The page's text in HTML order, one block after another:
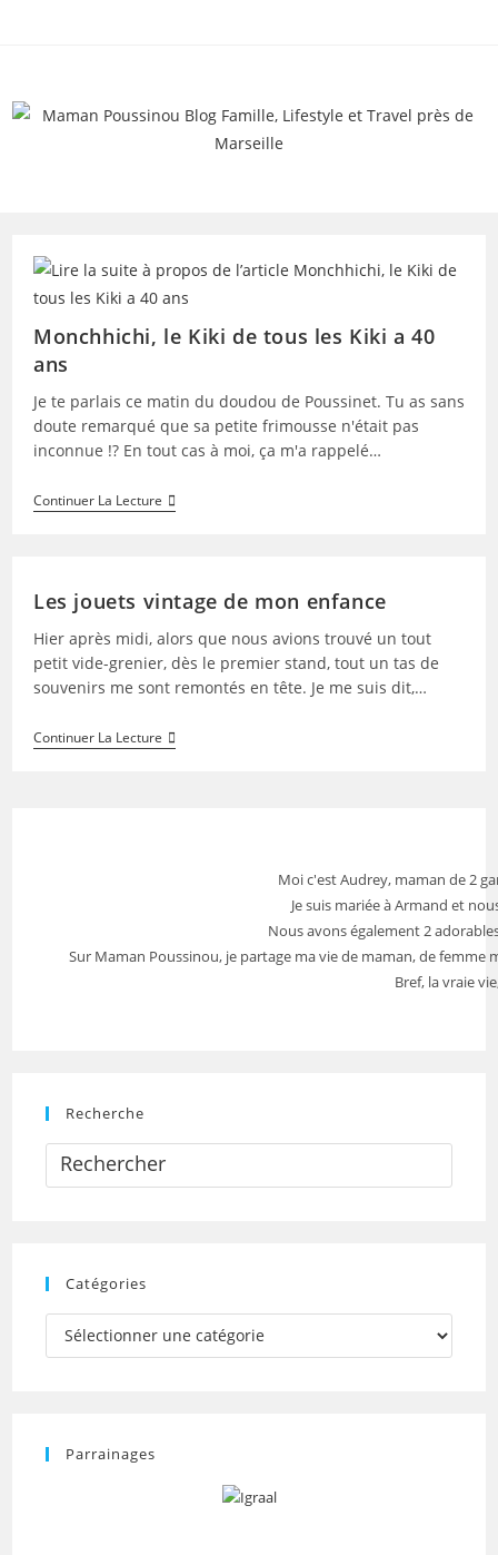
Monchhichi, le Kiki de tous les Kiki a 40
ans
Je te parlais ce matin du doudou de Poussinet. Tu as sans
doute remarqué que sa petite frimousse n'était pas
inconnue !? En tout cas à moi, ça m'a rappelé…
Continuer La LectureMonchhichi,
Le
Kiki
40
Ans
Les jouets vintage de mon enfance
Hier après midi, alors que nous avions trouvé un tout
petit vide-grenier, dès le premier stand, tout un tas de
souvenirs me sont remontés en tête. Je me suis dit,…
Continuer La LectureLes
Jouets
Moi c'est Audrey, maman de 2
Je suis mariée à Armand et
Nous avons également 2
Sur Maman Poussinou, je partage ma vie de maman, de femme
Bref, la vraie
Recherche
Catégories
Catégories
Parrainages